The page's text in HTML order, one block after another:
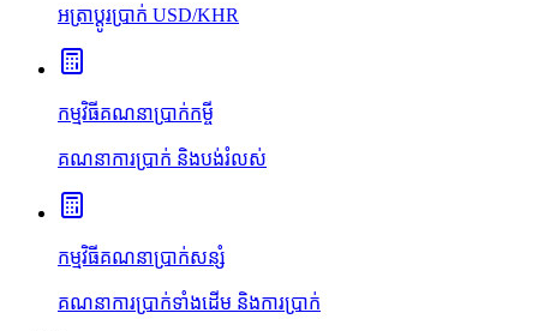
អត្រាប្ដូរប្រាក់ USD/KHR
កម្មវិធីគណនាប្រាក់កម្ចី
គណនាការប្រាក់ និងបង់រំលស់
កម្មវិធីគណនាប្រាក់សន្សំ
គណនាការប្រាក់ទាំងដើម និងការប្រាក់